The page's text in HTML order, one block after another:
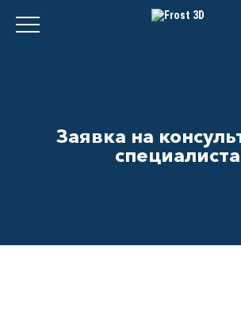
Заявка на
специалиста